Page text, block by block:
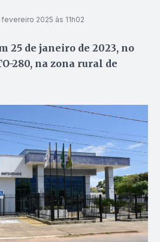
fevereiro 2025 às 11h02
25 de janeiro de 2023, no
280, na zona rural de